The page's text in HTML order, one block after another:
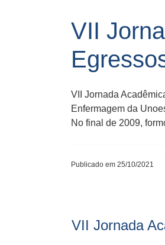
VII
VII Jornada
Enfermagem da
No final de 2009,
Publicado em 25/10/2021
VII Jornada